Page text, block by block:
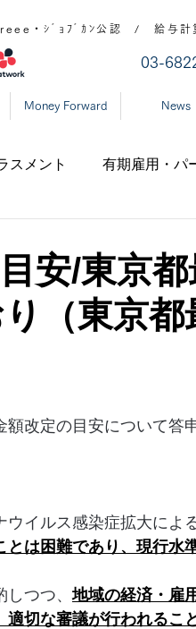
・ｼﾞｮﾌﾞｶﾝ公認 / 給与計
​03-
Money Forward News
スメント 有期雇用・パ
支援金 新型コロナ
安/東京
（東京都
改定の目安について答
ウイルス感染症拡大によ
とは困難であり、現行水
しつつ、地域の経済・雇
適切な審議が行われるこ